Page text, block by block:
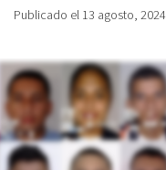
Publicado el 13 agosto, 2024